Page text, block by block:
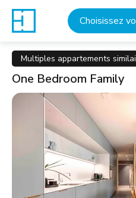
Choisissez
Multiples appartements
One Bedroom Family